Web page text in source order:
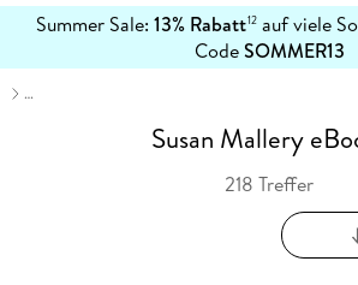
Summer Sale: 13% Rabatt12auf viele
CodeSOMMER13
erfahren
…
Susan Mallery
218 Treffer